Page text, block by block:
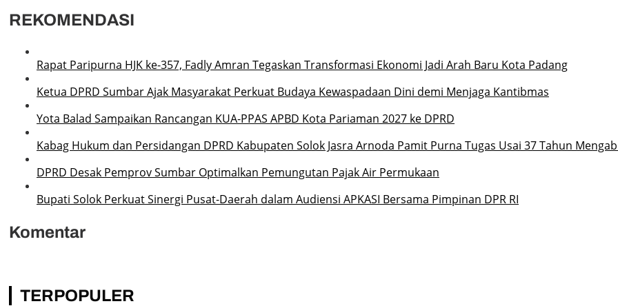
REKOMENDASI
Rapat Paripurna HJK ke-357, Fadly Amran Tegaskan Transformasi Ekonomi Jadi Arah Baru Kota Padang
Ketua DPRD Sumbar Ajak Masyarakat Perkuat Budaya Kewaspadaan Dini demi Menjaga Kantibmas
Yota Balad Sampaikan Rancangan KUA-PPAS APBD Kota Pariaman 2027 ke DPRD
Kabag Hukum dan Persidangan DPRD Kabupaten Solok Jasra Arnoda Pamit Purna Tugas Usai 37 Tahun
DPRD Desak Pemprov Sumbar Optimalkan Pemungutan Pajak Air Permukaan
Bupati Solok Perkuat Sinergi Pusat-Daerah dalam Audiensi APKASI Bersama Pimpinan DPR RI
Komentar
TERPOPULER